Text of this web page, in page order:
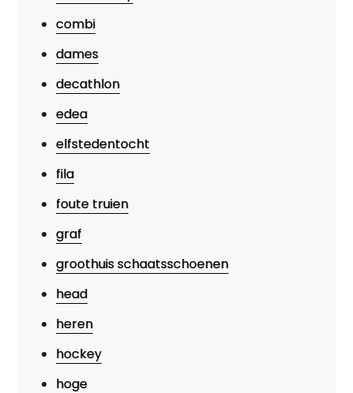
combi
dames
decathlon
edea
elfstedentocht
fila
foute truien
graf
groothuis schaatsschoenen
head
heren
hockey
hoge